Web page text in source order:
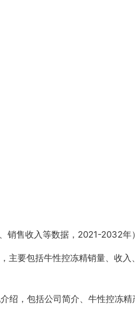
销售收入等数据，2021-2032年）
主要包括牛性控冻精销量、收
绍，包括公司简介、牛性控冻